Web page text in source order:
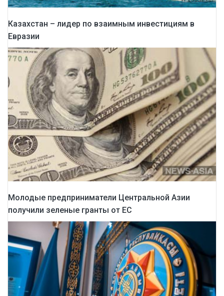
Казахстан – лидер по взаимным инвестициям в
Евразии
Молодые предприниматели Центральной Азии
получили зеленые гранты от ЕС